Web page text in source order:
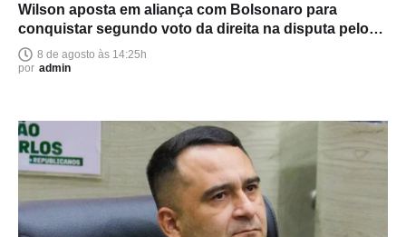
Wilson aposta em aliança com Bolsonaro para
conquistar segundo voto da direita na disputa pelo
Senado
8 de agosto às 14:25h
por admin